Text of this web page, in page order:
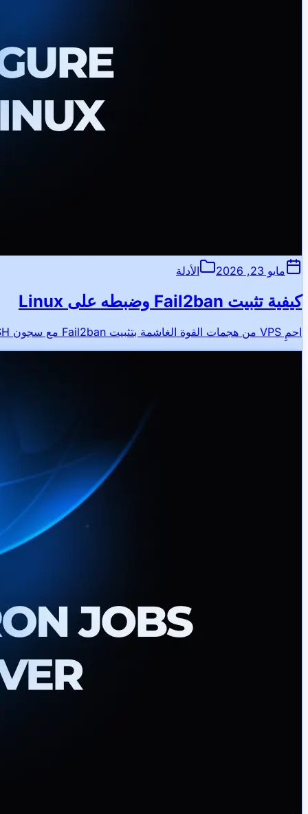
مايو 23, 2026 الأدلة
كيفية تثبيت Fail2ban وضبطه على Linux
احمِ VPS من هجمات القوة الغاشمة بتثبيت Fail2ban مع سجون SSH وNginx.